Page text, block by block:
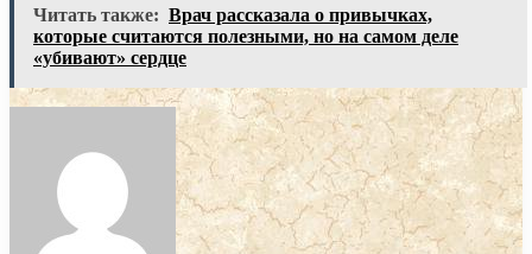
Читать также: Врач рассказала о привычках,
которые считаются полезными, но на самом деле
«убивают» сердце